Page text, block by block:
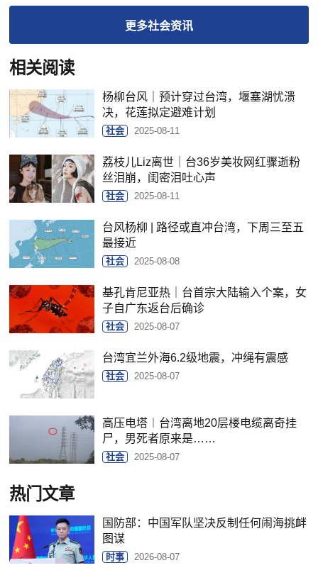
更多社会资讯
相关阅读
杨柳台风｜预计穿过台湾，堰塞湖忧溃
决，花莲拟定避难计划
社会 2025-08-11
荔枝儿Liz离世｜台36岁美妆网红骤逝粉
丝泪崩，闺密泪吐心声
社会 2025-08-11
台风杨柳 | 路径或直冲台湾，下周三至五
最接近
社会 2025-08-08
基孔肯尼亚热｜台首宗大陆输入个案，女
子自广东返台后确诊
社会 2025-08-07
台湾宜兰外海6.2级地震，冲绳有震感
社会 2025-08-07
高压电塔︱台湾离地20层楼电缆离奇挂
尸，男死者原来是……
社会 2025-08-07
热门文章
国防部：中国军队坚决反制任何闹海挑衅
图谋
时事 2026-08-07